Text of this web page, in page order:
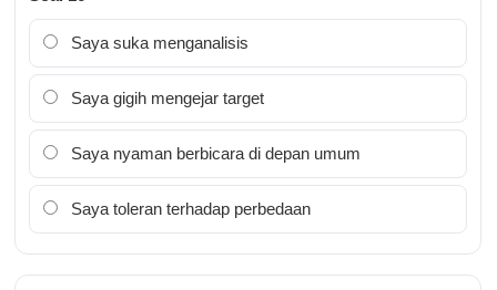
Saya suka menganalisis
Saya gigih mengejar target
Saya nyaman berbicara di depan umum
Saya toleran terhadap perbedaan